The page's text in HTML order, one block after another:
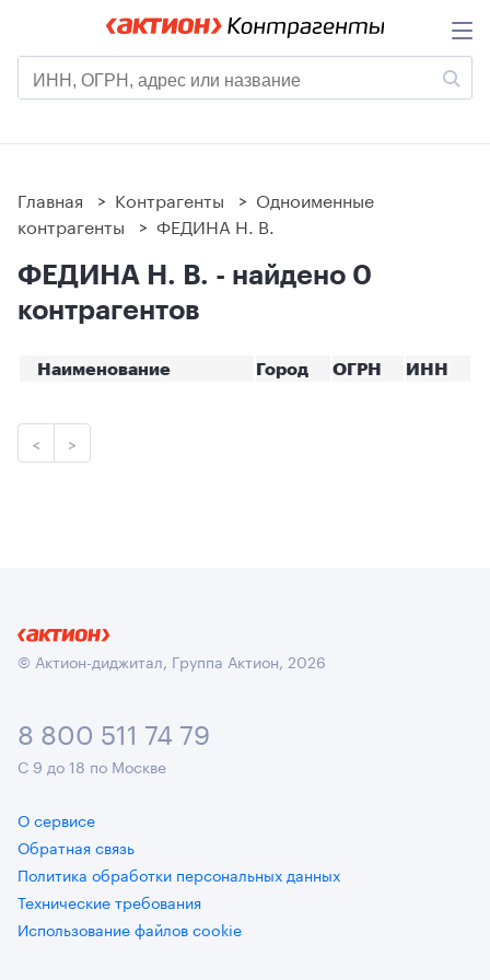
Главная > Контрагенты > Одноименные
контрагенты > ФЕДИНА Н. В.
ФЕДИНА Н. В. - найдено 0
контрагентов
Наименование Город ОГРН ИНН
< >
© Актион-диджитал, Группа Актион, 2026
8 800 511 74 79
С 9 до 18 по Москве
О сервисе
Обратная связь
Политика обработки персональных данных
Технические требования
Использование файлов cookie